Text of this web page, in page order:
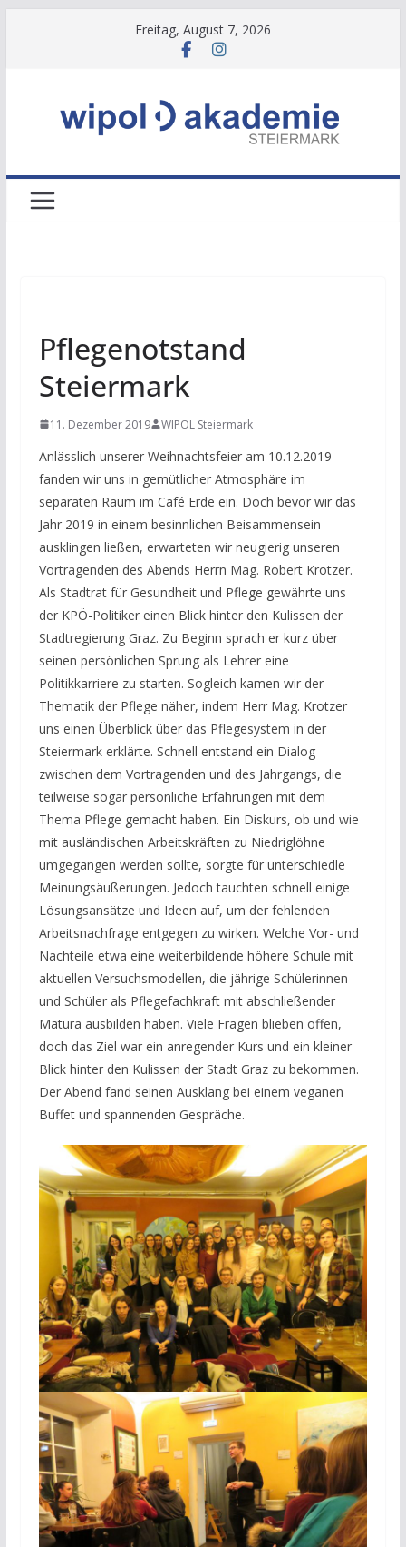
Freitag, August 7, 2026
Pflegenotstand
Steiermark
11. Dezember 2019 WIPOL Steiermark
Anlässlich unserer Weihnachtsfeier am 10.12.2019
fanden wir uns in gemütlicher Atmosphäre im
separaten Raum im Café Erde ein. Doch bevor wir das
Jahr 2019 in einem besinnlichen Beisammensein
ausklingen ließen, erwarteten wir neugierig unseren
Vortragenden des Abends Herrn Mag. Robert Krotzer.
Als Stadtrat für Gesundheit und Pflege gewährte uns
der KPÖ-Politiker einen Blick hinter den Kulissen der
Stadtregierung Graz. Zu Beginn sprach er kurz über
seinen persönlichen Sprung als Lehrer eine
Politikkarriere zu starten. Sogleich kamen wir der
Thematik der Pflege näher, indem Herr Mag. Krotzer
uns einen Überblick über das Pflegesystem in der
Steiermark erklärte. Schnell entstand ein Dialog
zwischen dem Vortragenden und des Jahrgangs, die
teilweise sogar persönliche Erfahrungen mit dem
Thema Pflege gemacht haben. Ein Diskurs, ob und wie
mit ausländischen Arbeitskräften zu Niedriglöhne
umgegangen werden sollte, sorgte für unterschiedle
Meinungsäußerungen. Jedoch tauchten schnell einige
Lösungsansätze und Ideen auf, um der fehlenden
Arbeitsnachfrage entgegen zu wirken. Welche Vor- und
Nachteile etwa eine weiterbildende höhere Schule mit
aktuellen Versuchsmodellen, die jährige Schülerinnen
und Schüler als Pflegefachkraft mit abschließender
Matura ausbilden haben. Viele Fragen blieben offen,
doch das Ziel war ein anregender Kurs und ein kleiner
Blick hinter den Kulissen der Stadt Graz zu bekommen.
Der Abend fand seinen Ausklang bei einem veganen
Buffet und spannenden Gespräche.